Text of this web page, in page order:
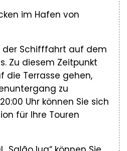
im Hafen von
der Schifffahrt auf dem
Zu diesem Zeitpunkt
die Terrasse gehen,
zu
Uhr können Sie sich
für Ihre Touren